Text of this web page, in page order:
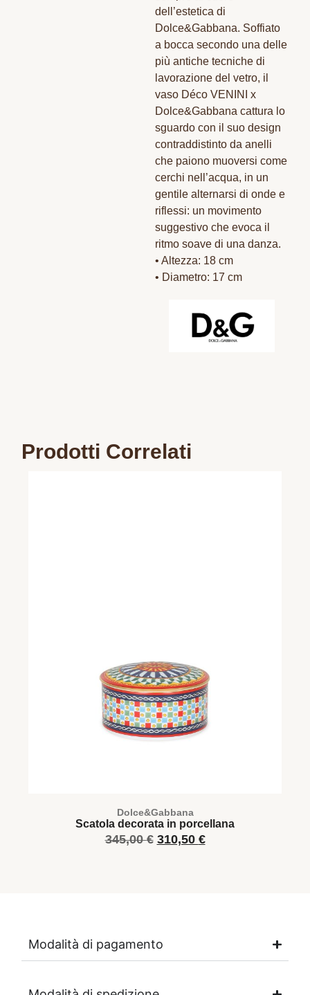
dell’estetica di
Dolce&Gabbana. Soffiato
a bocca secondo una delle
più antiche tecniche di
lavorazione del vetro, il
vaso Déco VENINI x
Dolce&Gabbana cattura lo
sguardo con il suo design
contraddistinto da anelli
che paiono muoversi come
cerchi nell’acqua, in un
gentile alternarsi di onde e
riflessi: un movimento
suggestivo che evoca il
ritmo soave di una danza.
• Altezza: 18 cm
• Diametro: 17 cm
Prodotti Correlati
Dolce&Gabbana
Scatola decorata in porcellana
345,00€ 310,50 €
Modalità di pagamento